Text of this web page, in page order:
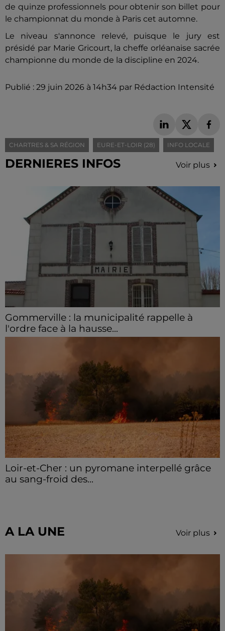
de quinze professionnels pour obtenir son billet pour
le championnat du monde à Paris cet automne.
Le niveau s'annonce relevé, puisque le jury est
présidé par Marie Gricourt, la cheffe orléanaise sacrée
championne du monde de la discipline en 2024.
Publié : 29 juin 2026 à 14h34 par Rédaction Intensité
CHARTRES & SA RÉGION EURE-ET-LOIR (28) INFO LOCALE
DERNIERES INFOS Voir plus
Gommerville : la municipalité rappelle à
l'ordre face à la hausse...
Incrustation de déchets, déjections sur les sites
hausse des incivilités, la mairie de Gommerville
hausse...
Loir-et-Cher : un pyromane interpellé grâce
au sang-froid des...
Grâce...
A LA UNE Voir plus